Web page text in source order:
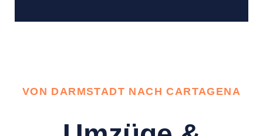
VON DARMSTADT NACH CARTAGENA